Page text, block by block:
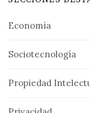
Economía
Sociotecnología
Propiedad